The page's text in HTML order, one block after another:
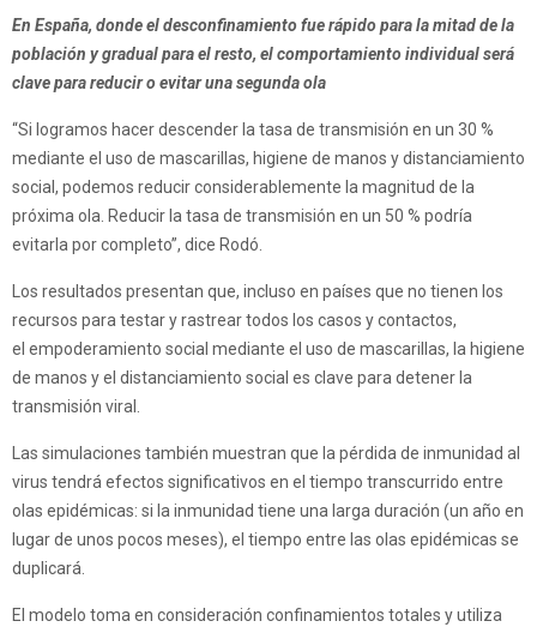
En España, donde el desconfinamiento fue rápido para la mitad de la
población y gradual para el resto, el comportamiento individual será
clave para reducir o evitar una segunda ola
“Si logramos hacer descender la tasa de transmisión en un 30 %
mediante el uso de mascarillas, higiene de manos y distanciamiento
social, podemos reducir considerablemente la magnitud de la
próxima ola. Reducir la tasa de transmisión en un 50 % podría
evitarla por completo”, dice Rodó.
Los resultados presentan que, incluso en países que no tienen los
recursos para testar y rastrear todos los casos y contactos,
el empoderamiento social mediante el uso de mascarillas, la higiene
de manos y el distanciamiento social es clave para detener la
transmisión viral.
Las simulaciones también muestran que la pérdida de inmunidad al
virus tendrá efectos significativos en el tiempo transcurrido entre
olas epidémicas: si la inmunidad tiene una larga duración (un año en
lugar de unos pocos meses), el tiempo entre las olas epidémicas se
duplicará.
El modelo toma en consideración confinamientos totales y utiliza